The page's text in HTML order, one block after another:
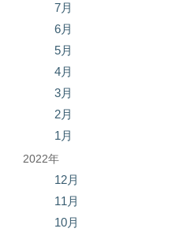
7月
6月
5月
4月
3月
2月
1月
2022年
12月
11月
10月